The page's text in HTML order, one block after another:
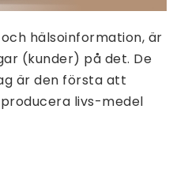
hälsoinformation, är
(kunder) på det. De
är den första att
livs-medel